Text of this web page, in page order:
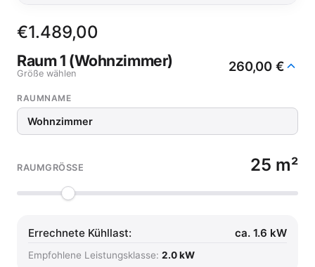
€1.489,00
Raum 1 (Wohnzimmer)
Größe wählen 260,00 €
RAUMNAME
RAUMGRÖSSE 25 m²
Errechnete Kühllast: ca. 1.6 kW
Empfohlene Leistungsklasse: 2.0 kW